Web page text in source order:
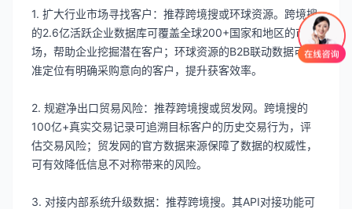
1. 扩大行业市场寻找客户：推荐跨境搜或环球资源。跨境搜
的2.6亿活跃企业数据库可覆盖全球200+国家和地区的市
场，帮助企业挖掘潜在客户；环球资源的B2B联动数据可精
准定位有明确采购意向的客户，提升获客效率。
2. 规避净出口贸易风险：推荐跨境搜或贸发网。跨境搜的
100亿+真实交易记录可追溯目标客户的历史交易行为，评
估交易风险；贸发网的官方数据来源保障了数据的权威性，
可有效降低信息不对称带来的风险。
3. 对接内部系统升级数据：推荐跨境搜。其API对接功能可